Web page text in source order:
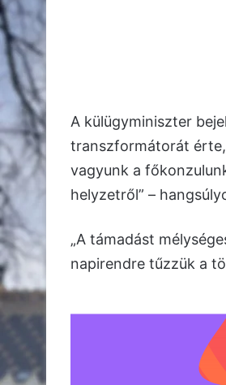
A külügyminiszter
transzformátorát érte,
vagyunk a
helyzetről” –
„A támadást
napirendre tűzzük a